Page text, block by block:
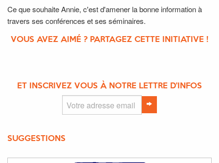
Ce que souhaite Annie, c'est d'amener la bonne information à
travers ses conférences et ses séminaires.
VOUS AVEZ AIMÉ ? PARTAGEZ CETTE INITIATIVE !
ET INSCRIVEZ VOUS À NOTRE LETTRE D'INFOS
SUGGESTIONS